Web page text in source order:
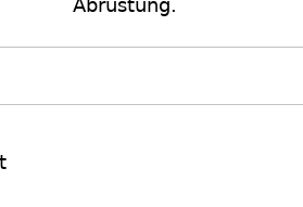
Abrüstung.